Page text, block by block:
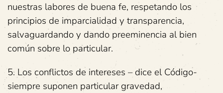
nuestras labores de buena fe, respetando los
principios de imparcialidad y transparencia,
salvaguardando y dando preeminencia al bien
común sobre lo particular.
5. Los conflictos de intereses – dice el Código-
siempre suponen particular gravedad,